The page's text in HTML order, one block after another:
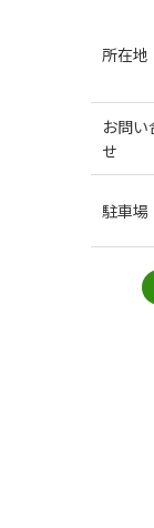
所在地
お問い
せ
駐車場